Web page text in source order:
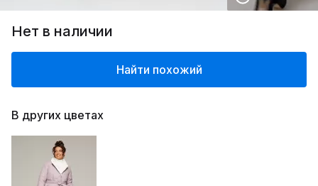
Нет в наличии
Найти похожий
В других цветах